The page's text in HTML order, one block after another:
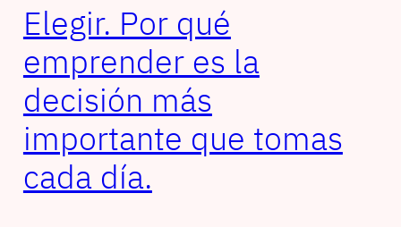
Elegir. Por qué
emprender es la
decisión más
importante que tomas
cada día.